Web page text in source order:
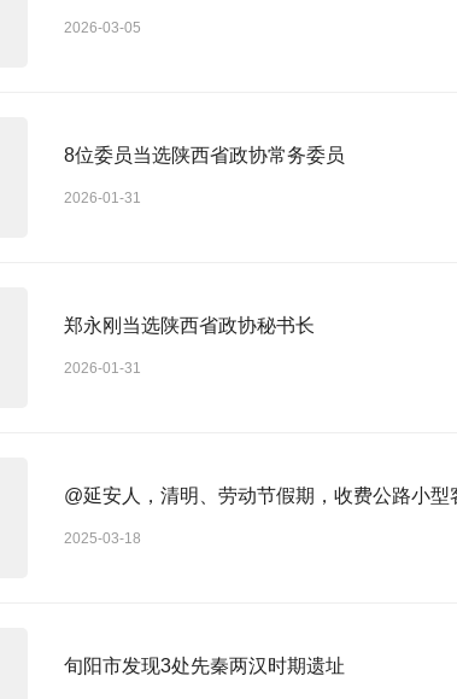
2026-03-05
8位委员当选陕西省政协常务委员
2026-01-31
郑永刚当选陕西省政协秘书长
2026-01-31
@延安人，清明、劳动节假期，收费公路小型
2025-03-18
旬阳市发现3处先秦两汉时期遗址